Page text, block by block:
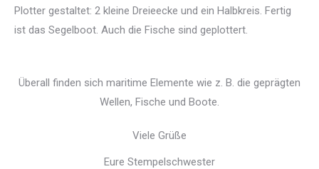
Plotter gestaltet: 2 kleine Dreieecke und ein Halbkreis. Fertig
ist das Segelboot. Auch die Fische sind geplottert.
Überall finden sich maritime Elemente wie z. B. die geprägten
Wellen, Fische und Boote.
Viele Grüße
Eure Stempelschwester